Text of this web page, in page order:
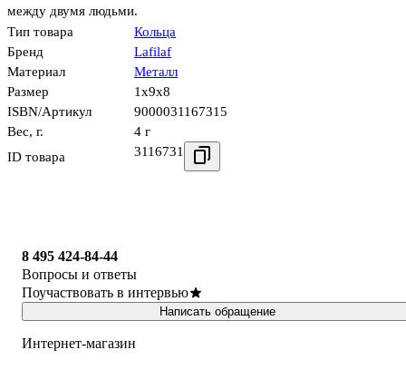
между двумя людьми.
Тип товара
Кольца
Бренд
Lafilaf
Материал
Металл
Размер
1x9x8
ISBN/Артикул
9000031167315
Вес, г.
4 г
ID товара
3116731
8 495 424-84-44
Вопросы и ответы
Поучаствовать в интервью
Написать обращение
Интернет-магазин